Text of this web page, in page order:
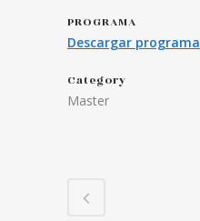
PROGRAMA
Descargar programa
Category
Master